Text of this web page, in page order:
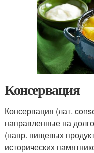
Консервация
Консервация (лат.
направленные на
(напр. пищевых
исторических